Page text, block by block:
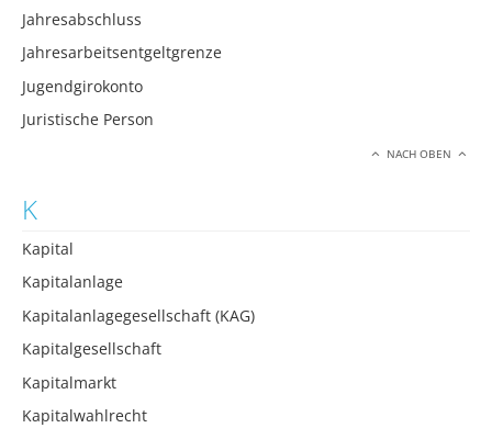
Jahresabschluss
Jahresarbeitsentgeltgrenze
Jugendgirokonto
Juristische Person
NACH OBEN
K
Kapital
Kapitalanlage
Kapitalanlagegesellschaft (KAG)
Kapitalgesellschaft
Kapitalmarkt
Kapitalwahlrecht